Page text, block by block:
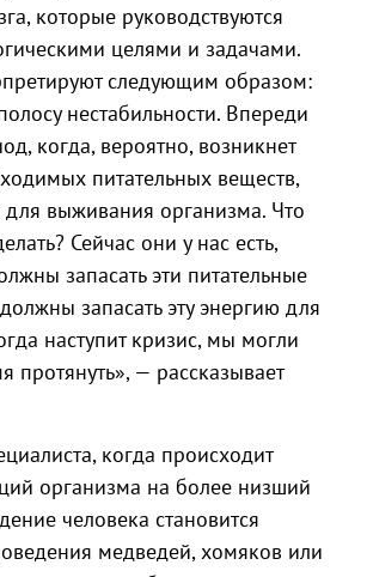
которые руководствуются
целями и задачами.
следующим образом:
нестабильности. Впереди
когда, вероятно, возникнет
питательных веществ,
выживания организма. Что
Сейчас они у нас есть,
запасать эти питательные
запасать эту энергию для
наступит кризис, мы могли
протянуть», — рассказывает
когда происходит
организма на более низший
человека становится
медведей, хомяков или